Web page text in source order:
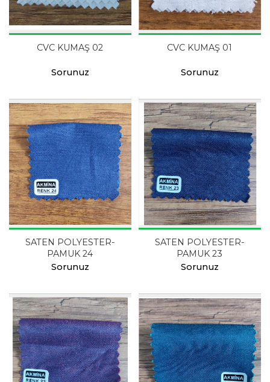
CVC KUMAŞ 02
Sorunuz
CVC KUMAŞ 01
Sorunuz
SATEN POLYESTER-
PAMUK 24
Sorunuz
SATEN POLYESTER-
PAMUK 23
Sorunuz